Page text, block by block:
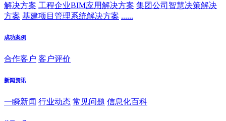
解决方案 工程企业BIM应用解决方案 集团公司智慧决策解决
方案 基建项目管理系统解决方案 ......
成功案例
合作客户 客户评价
新闻资讯
一瞬新闻 行业动态 常见问题 信息化百科